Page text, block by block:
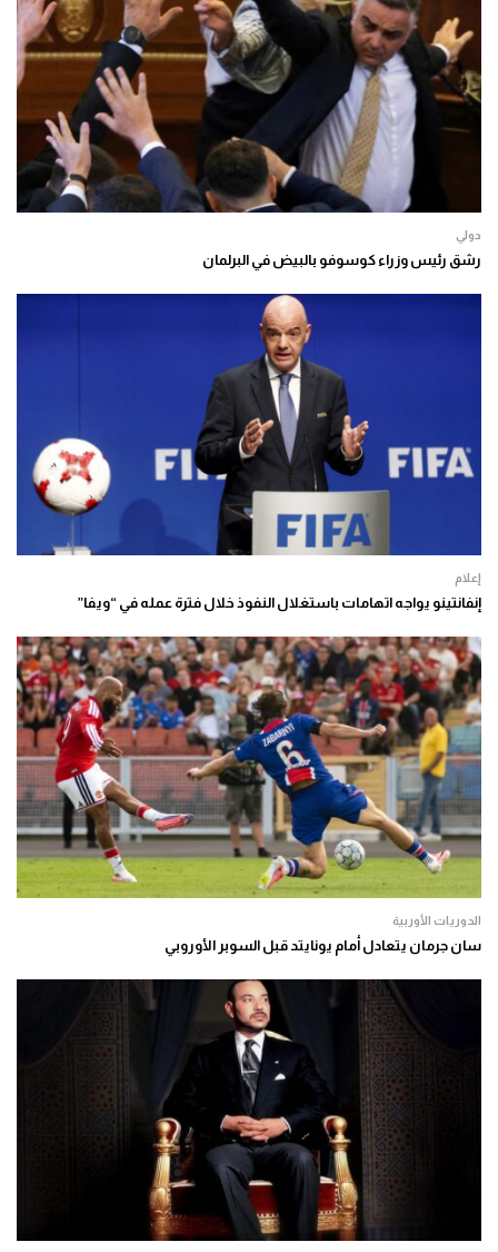
دولي
رشق رئيس وزراء كوسوفو بالبيض في البرلمان
إعلام
إنفانتينو يواجه اتهامات باستغلال النفوذ خلال فترة عمله في “ويفا”
الدوريات الأوربية
سان جرمان يتعادل أمام يونايتد قبل السوبر الأوروبي